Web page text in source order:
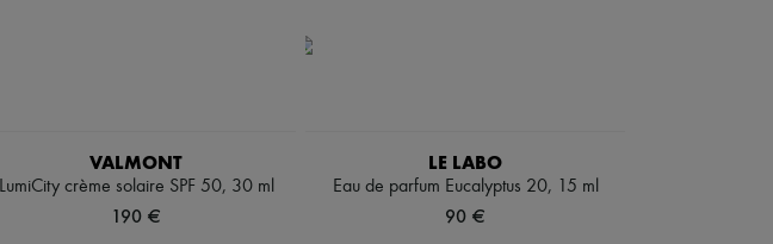
VALMONT
LumiCity crème solaire SPF 50, 30 ml
190 €
LE LABO
Eau de parfum Eucalyptus 20, 15 ml
90 €